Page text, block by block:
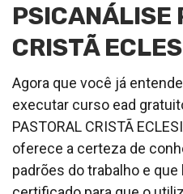
PSICANÁLISE
CRISTÃ
Agora que você já
executar curso ead
PASTORAL CRISTÃ
oferece a certeza de
padrões do trabalho e